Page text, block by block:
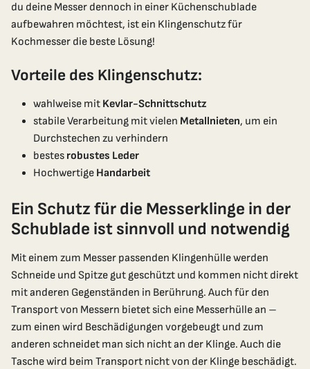
du deine Messer dennoch in einer Küchenschublade
aufbewahren möchtest, ist ein Klingenschutz für
Kochmesser die beste Lösung!
Vorteile des Klingenschutz:
wahlweise mit Kevlar-Schnittschutz
stabile Verarbeitung mit vielen Metallnieten, um ein
Durchstechen zu verhindern
bestes robustes Leder
Hochwertige Handarbeit
Ein Schutz für die Messerklinge in der
Schublade ist sinnvoll und notwendig
Mit einem zum Messer passenden Klingenhülle werden
Schneide und Spitze gut geschützt und kommen nicht direkt
mit anderen Gegenständen in Berührung. Auch für den
Transport von Messern bietet sich eine Messerhülle an –
zum einen wird Beschädigungen vorgebeugt und zum
anderen schneidet man sich nicht an der Klinge. Auch die
Tasche wird beim Transport nicht von der Klinge beschädigt.